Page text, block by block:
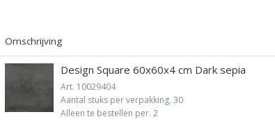
Vergroten
Omschrijving
Design Square 60x60x4 cm Dark sepia
Art. 10029404
Aantal stuks per verpakking. 30
Alleen te bestellen per. 2